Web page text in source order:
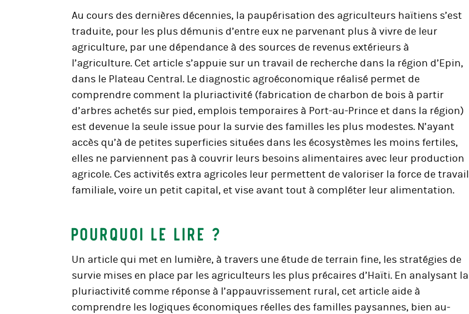
Au cours des dernières décennies, la paupérisation des agriculteurs haïtiens s’est
traduite, pour les plus démunis d’entre eux ne parvenant plus à vivre de leur
agriculture, par une dépendance à des sources de revenus extérieurs à
l’agriculture. Cet article s’appuie sur un travail de recherche dans la région d’Epin,
dans le Plateau Central. Le diagnostic agroéconomique réalisé permet de
comprendre comment la pluriactivité (fabrication de charbon de bois à partir
d’arbres achetés sur pied, emplois temporaires à Port-au-Prince et dans la région)
est devenue la seule issue pour la survie des familles les plus modestes. N’ayant
accès qu’à de petites superficies situées dans les écosystèmes les moins fertiles,
elles ne parviennent pas à couvrir leurs besoins alimentaires avec leur production
agricole. Ces activités extra agricoles leur permettent de valoriser la force de travail
familiale, voire un petit capital, et vise avant tout à compléter leur alimentation.
Pourquoi le lire ?
Un article qui met en lumière, à travers une étude de terrain fine, les stratégies de
survie mises en place par les agriculteurs les plus précaires d’Haïti. En analysant la
pluriactivité comme réponse à l’appauvrissement rural, cet article aide à
comprendre les logiques économiques réelles des familles paysannes, bien au-